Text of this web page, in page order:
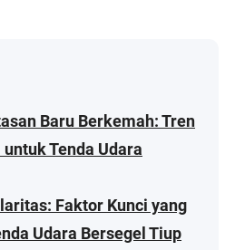
Baru Berkemah: Tren
Tenda Udara
Faktor Kunci yang
Udara Bersegel Tiup